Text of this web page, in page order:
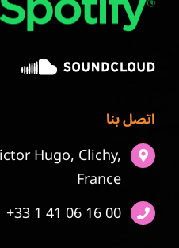
اتصل بنا
Hugo, Clichy,
France
+33 1 41 06 16 00